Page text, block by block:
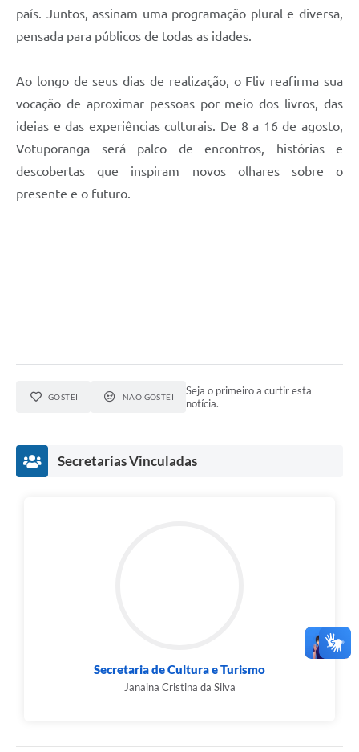
país. Juntos, assinam uma programação plural e diversa,
pensada para públicos de todas as idades.
Ao longo de seus dias de realização, o Fliv reafirma sua
vocação de aproximar pessoas por meio dos livros, das
ideias e das experiências culturais. De 8 a 16 de agosto,
Votuporanga será palco de encontros, histórias e
descobertas que inspiram novos olhares sobre o
presente e o futuro.
GOSTEI NÃO GOSTEI
Seja o primeiro a curtir esta
notícia.
Secretarias Vinculadas
Secretaria de Cultura e Turismo
Janaina Cristina da Silva